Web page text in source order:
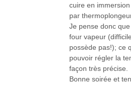
cuire en
par
Je pense donc
four vapeur
possède pas!); ce
pouvoir régler la
façon très précise.
Bonne soirée et